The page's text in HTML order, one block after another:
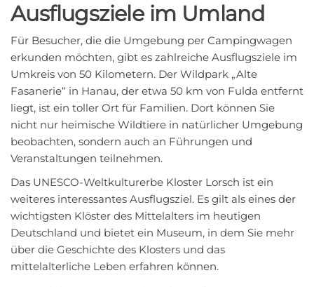
Ausflugsziele im Umland
Für Besucher, die die Umgebung per Campingwagen
erkunden möchten, gibt es zahlreiche Ausflugsziele im
Umkreis von 50 Kilometern. Der Wildpark „Alte
Fasanerie“ in Hanau, der etwa 50 km von Fulda entfernt
liegt, ist ein toller Ort für Familien. Dort können Sie
nicht nur heimische Wildtiere in natürlicher Umgebung
beobachten, sondern auch an Führungen und
Veranstaltungen teilnehmen.
Das UNESCO-Weltkulturerbe Kloster Lorsch ist ein
weiteres interessantes Ausflugsziel. Es gilt als eines der
wichtigsten Klöster des Mittelalters im heutigen
Deutschland und bietet ein Museum, in dem Sie mehr
über die Geschichte des Klosters und das
mittelalterliche Leben erfahren können.